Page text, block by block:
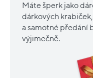
Máte šperk jako
dárkových
a samotné předání
výjimečně.